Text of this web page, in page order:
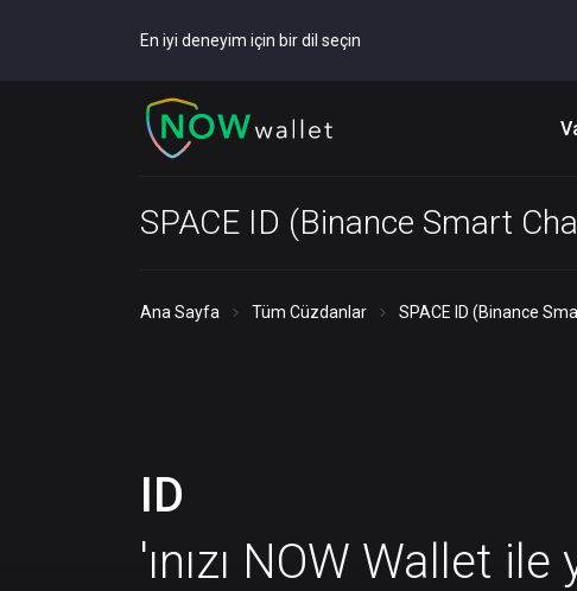
En iyi deneyim için bir dil seçin
SPACE ID (Binance Smart
Ana Sayfa Tüm Cüzdanlar SPACE ID (Binance
ID
'ınızı NOW Wallet